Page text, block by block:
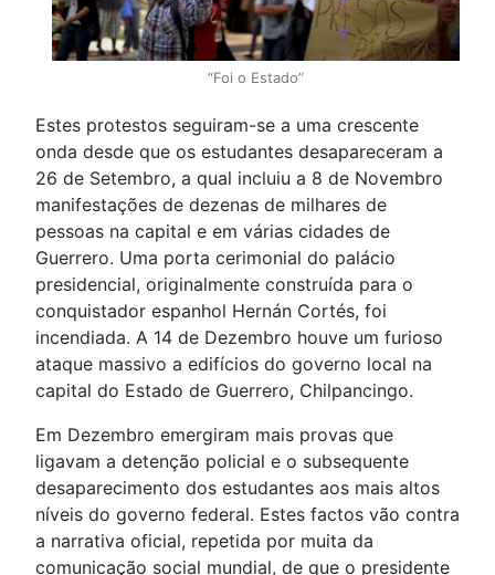
“Foi o Estado”
Estes protestos seguiram-se a uma crescente
onda desde que os estudantes desapareceram a
26 de Setembro, a qual incluiu a 8 de Novembro
manifestações de dezenas de milhares de
pessoas na capital e em várias cidades de
Guerrero. Uma porta cerimonial do palácio
presidencial, originalmente construída para o
conquistador espanhol Hernán Cortés, foi
incendiada. A 14 de Dezembro houve um furioso
ataque massivo a edifícios do governo local na
capital do Estado de Guerrero, Chilpancingo.
Em Dezembro emergiram mais provas que
ligavam a detenção policial e o subsequente
desaparecimento dos estudantes aos mais altos
níveis do governo federal. Estes factos vão contra
a narrativa oficial, repetida por muita da
comunicação social mundial, de que o presidente